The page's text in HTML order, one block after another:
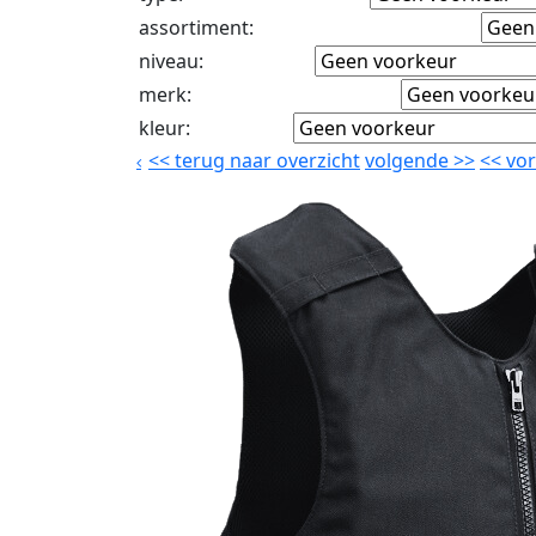
assortiment:
niveau:
merk:
kleur:
<<terug naar overzichtvolgende>><<